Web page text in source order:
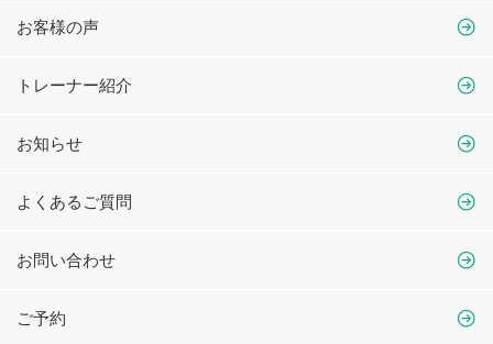
お客様の声
トレーナー紹介
お知らせ
よくあるご質問
お問い合わせ
ご予約